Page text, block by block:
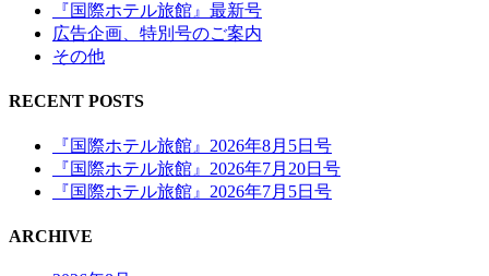
『国際ホテル旅館』最新号
広告企画、特別号のご案内
その他
RECENT POSTS
『国際ホテル旅館』2026年8月5日号
『国際ホテル旅館』2026年7月20日号
『国際ホテル旅館』2026年7月5日号
ARCHIVE